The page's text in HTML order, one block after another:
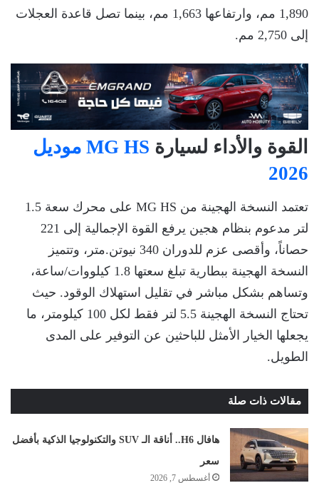
1,890 مم، وارتفاعها 1,663 مم، بينما تصل قاعدة العجلات
إلى 2,750 مم.
القوة والأداء لسيارة
MG HS موديل
2026
تعتمد النسخة الهجينة من MG HS على محرك سعة 1.5
لتر مدعوم بنظام هجين يرفع القوة الإجمالية إلى 221
حصاناً، وأقصى عزم للدوران 340 نيوتن.متر، وتتميز
النسخة الهجينة ببطارية تبلغ سعتها 1.8 كيلووات/ساعة،
وتساهم بشكل مباشر في تقليل استهلاك الوقود. حيث
تحتاج النسخة الهجينة 5.5 لتر فقط لكل 100 كيلومتر، ما
يجعلها الخيار الأمثل للباحثين عن التوفير على المدى
الطويل.
مقالات ذات صلة
هافال H6.. أناقة الـ SUV والتكنولوجيا الذكية بأفضل
سعر
أغسطس 7, 2026